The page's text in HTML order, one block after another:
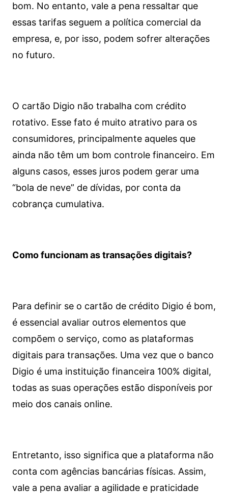
bom. No entanto, vale a pena ressaltar que
essas tarifas seguem a política comercial da
empresa, e, por isso, podem sofrer alterações
no futuro.
O cartão Digio não trabalha com crédito
rotativo. Esse fato é muito atrativo para os
consumidores, principalmente aqueles que
ainda não têm um bom controle financeiro. Em
alguns casos, esses juros podem gerar uma
“bola de neve” de dívidas, por conta da
cobrança cumulativa.
Como funcionam as transações digitais?
Para definir se o cartão de crédito Digio é bom,
é essencial avaliar outros elementos que
compõem o serviço, como as plataformas
digitais para transações. Uma vez que o banco
Digio é uma instituição financeira 100% digital,
todas as suas operações estão disponíveis por
meio dos canais online.
Entretanto, isso significa que a plataforma não
conta com agências bancárias físicas. Assim,
vale a pena avaliar a agilidade e praticidade